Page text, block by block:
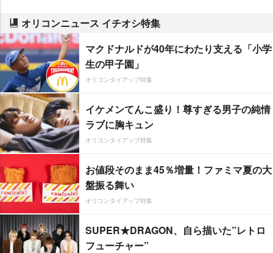
オリコンニュース イチオシ特集
マクドナルドが40年にわたり支える「小学
生の甲子園」
オリコンタイアップ特集
イケメンてんこ盛り！尊すぎる男子の純情
ラブに胸キュン
オリコンタイアップ特集
お値段そのまま45％増量！ファミマ夏の大
盤振る舞い
オリコンタイアップ特集
SUPER★DRAGON、自ら描いた”レトロ
フューチャー”